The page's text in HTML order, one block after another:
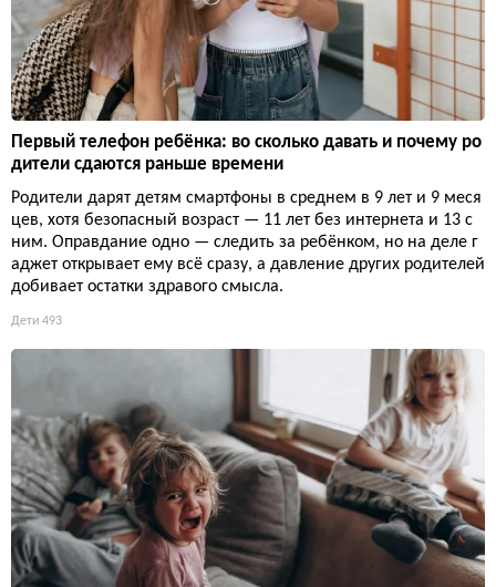
Первый телефон ребёнка: во сколько давать и почему ро
дители сдаются раньше времени
Родители дарят детям смартфоны в среднем в 9 лет и 9 меся
цев, хотя безопасный возраст — 11 лет без интернета и 13 с
ним. Оправдание одно — следить за ребёнком, но на деле г
аджет открывает ему всё сразу, а давление других родителей
добивает остатки здравого смысла.
Дети 493